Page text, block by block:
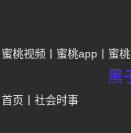
蜜桃视频 蜜桃app 蜜
黑
首页 社会时事